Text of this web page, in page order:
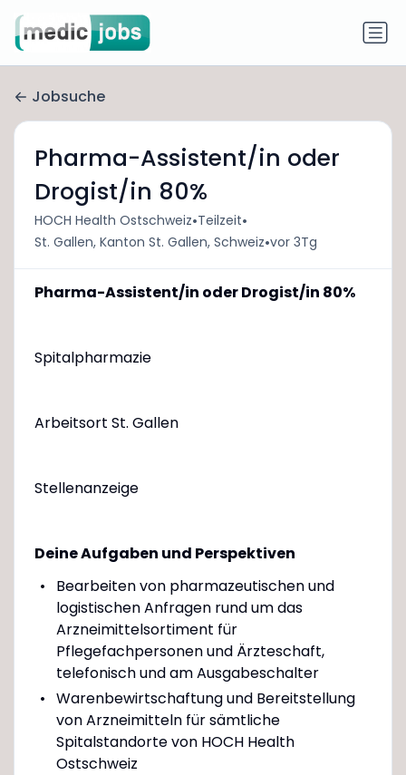
Jobsuche
Pharma-Assistent/in oder
Drogist/in 80%
HOCH Health Ostschweiz•Teilzeit•
St. Gallen, Kanton St. Gallen, Schweiz•vor 3Tg
Pharma-Assistent/in oder Drogist/in 80%
Spitalpharmazie
Arbeitsort St. Gallen
Stellenanzeige
Deine Aufgaben und Perspektiven
Bearbeiten von pharmazeutischen und
logistischen Anfragen rund um das
Arzneimittelsortiment für
Pflegefachpersonen und Ärzteschaft,
telefonisch und am Ausgabeschalter
Warenbewirtschaftung und Bereitstellung
von Arzneimitteln für sämtliche
Spitalstandorte von HOCH Health
Ostschweiz